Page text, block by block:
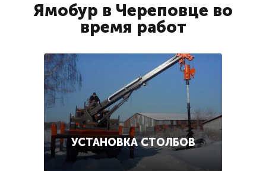
Ямобур в Череповце во
время работ
УСТАНОВКА СТОЛБОВ